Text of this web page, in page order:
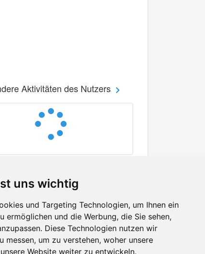
uns wichtig
und Targeting Technologien, um Ihnen ein
ermöglichen und die Werbung, die Sie sehen,
Diese Technologien nutzen wir
messen, um zu verstehen, woher unsere
Website weiter zu entwickeln.
Aktivitäten des Nutzers
Facebook
Twitter
YouTube